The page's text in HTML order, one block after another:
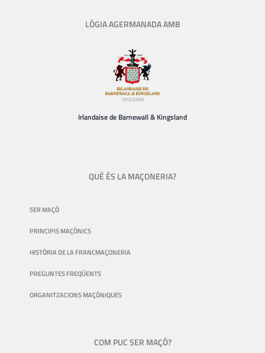
LÒGIA AGERMANADA AMB
Irlandaise de Barnewall & Kingsland
QUÈ ÉS LA MAÇONERIA?
SER MAÇÓ
PRINCIPIS MAÇÒNICS
HISTÒRIA DE LA FRANCMAÇONERIA
PREGUNTES FREQÜENTS
ORGANITZACIONS MAÇÒNIQUES
COM PUC SER MAÇÓ?